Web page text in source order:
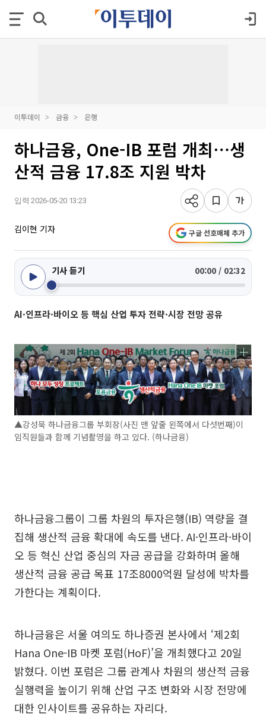
이투데이 금융 은행
하나금융, One-IB 포럼 개최⋯생
산적 금융 17.8조 지원 박차
입력 2026-05-20 13:23
김이현 기자 구글 선호매체 추가
기사 듣기 00:00 / 02:32
AI·인프라·바이오 등 핵심 산업 투자 전략·시장 전망 공유
▲강성묵 하나금융그룹 부회장(사진 맨 앞줄 왼쪽에서 다섯번째)이
임직원들과 함께 기념촬영을 하고 있다. (하나금융)
하나금융그룹이 그룹 차원의 투자은행(IB) 역량을 결
집해 생산적 금융 확대에 속도를 낸다. AI·인프라·바이
오 등 혁신 산업 중심의 자금 공급을 강화하며 올해
생산적 금융 공급 목표 17조8000억원 달성에 박차를
가한다는 계획이다.
하나금융은 서울 여의도 하나증권 본사에서 ‘제2회
Hana One-IB 마켓 포럼(HoF)’을 개최했다고 20일
밝혔다. 이번 포럼은 그룹 관계사 차원의 생산적 금융
실행력을 높이기 위해 산업 구조 변화와 시장 전망에
대한 인사이트를 공유하는 자리다.